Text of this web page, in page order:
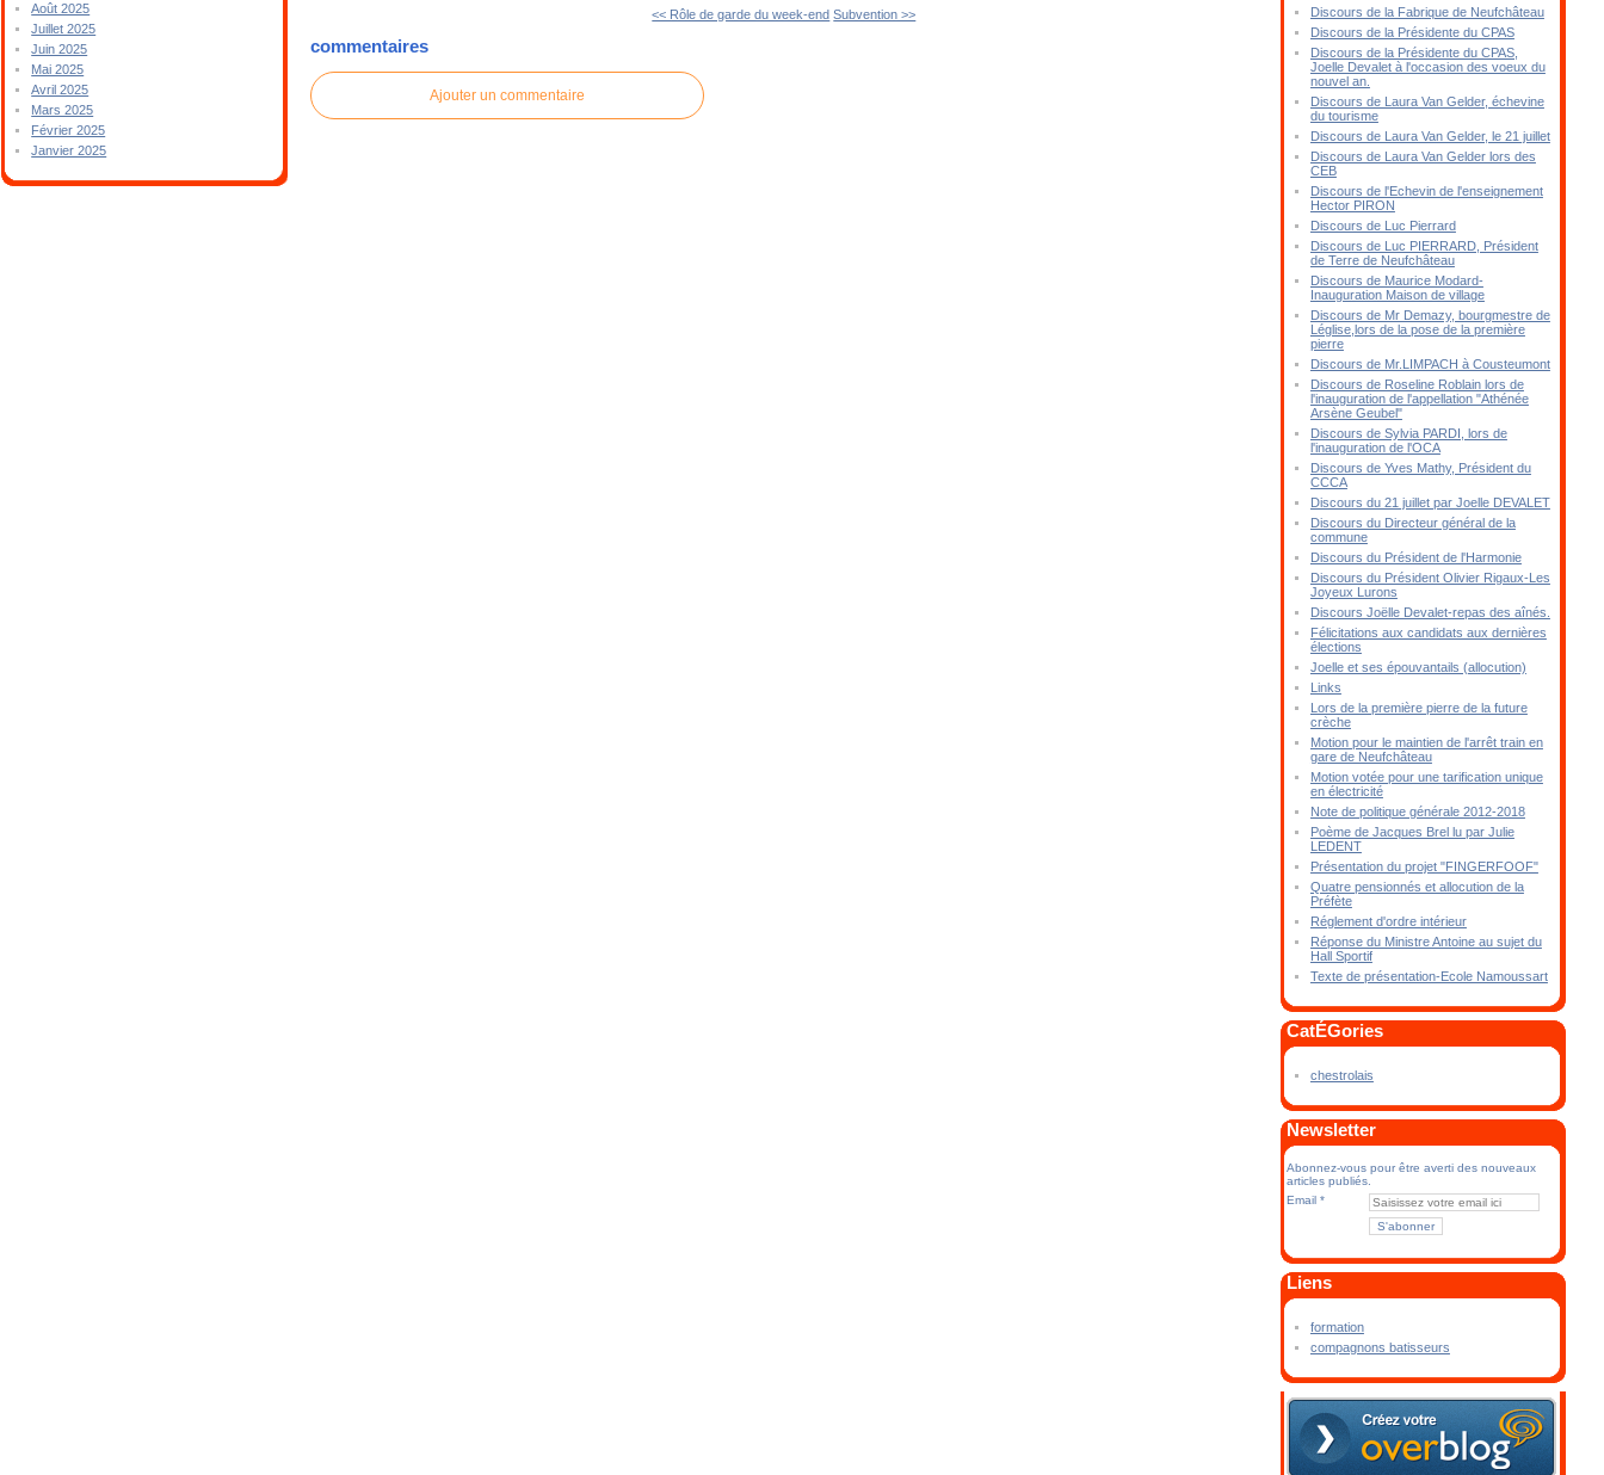
Août 2025
Juillet 2025
Juin 2025
Mai 2025
Avril 2025
Mars 2025
Février 2025
Janvier 2025
<< Rôle de garde du week-end Subvention >>
commentaires
Ajouter un commentaire
Discours de la Fabrique de Neufchâteau
Discours de la Présidente du CPAS
Discours de la Présidente du CPAS,
Joelle Devalet à l'occasion des voeux du
nouvel an.
Discours de Laura Van Gelder, échevine
du tourisme
Discours de Laura Van Gelder, le 21 juillet
Discours de Laura Van Gelder lors des
CEB
Discours de l'Echevin de l'enseignement
Hector PIRON
Discours de Luc Pierrard
Discours de Luc PIERRARD, Président
de Terre de Neufchâteau
Discours de Maurice Modard-
Inauguration Maison de village
Discours de Mr Demazy, bourgmestre de
Léglise,lors de la pose de la première
pierre
Discours de Mr.LIMPACH à Cousteumont
Discours de Roseline Roblain lors de
l'inauguration de l'appellation "Athénée
Arsène Geubel"
Discours de Sylvia PARDI, lors de
l'inauguration de l'OCA
Discours de Yves Mathy, Président du
CCCA
Discours du 21 juillet par Joelle DEVALET
Discours du Directeur général de la
commune
Discours du Président de l'Harmonie
Discours du Président Olivier Rigaux-Les
Joyeux Lurons
Discours Joëlle Devalet-repas des aînés.
Félicitations aux candidats aux dernières
élections
Joelle et ses épouvantails (allocution)
Links
Lors de la première pierre de la future
crèche
Motion pour le maintien de l'arrêt train en
gare de Neufchâteau
Motion votée pour une tarification unique
en électricité
Note de politique générale 2012-2018
Poème de Jacques Brel lu par Julie
LEDENT
Présentation du projet "FINGERFOOF"
Quatre pensionnés et allocution de la
Préfète
Réglement d'ordre intérieur
Réponse du Ministre Antoine au sujet du
Hall Sportif
Texte de présentation-Ecole Namoussart
CatÉGories
chestrolais
Newsletter
Abonnez-vous pour être averti des nouveaux
articles publiés.
Email
Liens
formation
compagnons batisseurs